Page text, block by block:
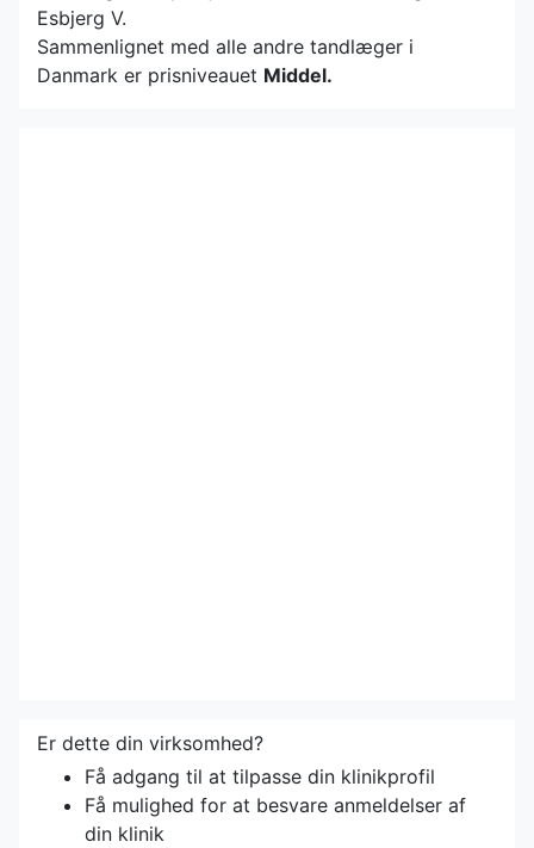
Esbjerg V.
Sammenlignet med alle andre tandlæger i
Danmark er prisniveauet Middel.
Er dette din virksomhed?
Få adgang til at tilpasse din klinikprofil
Få mulighed for at besvare anmeldelser af
din klinik